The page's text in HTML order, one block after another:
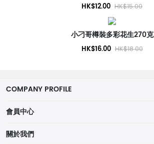
HK$12.00 HK$15.00
小刁哥樽裝多彩花生270克
HK$16.00 HK$18.00
COMPANY PROFILE
會員中心
個人中心
關於我們